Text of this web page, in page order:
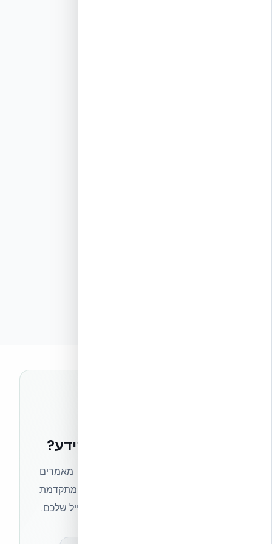
רוצים להישאר בחזית הידע?
הצטרפו לניוזלטר של אקובילד וקבלו מאמרים
מקצועיים, חדשות מעולם הבנייה המתקדמת
ועדכונים בלעדיים — ישירות לתיבת המייל שלכם.